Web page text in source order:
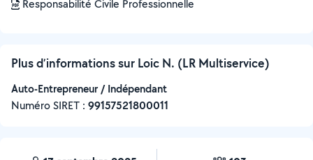
Responsabilité Civile Professionnelle
Plus d’informations sur Loic N. (LR Multiservice)
Auto-Entrepreneur / Indépendant
Numéro SIRET : ‍99157521800011